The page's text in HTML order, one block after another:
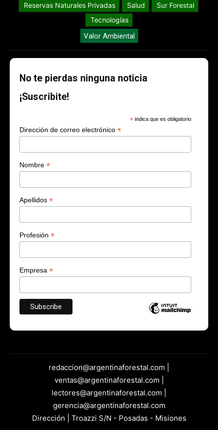
Reservas Naturales Privadas
Salud
Sur Forestal
Tecnologías
Valor Ambiental
No te pierdas ninguna noticia
¡Suscribite!
* indica que es obligatorio
Dirección de correo electrónico *
Nombre *
Apellidos *
Profesión *
Empresa *
redaccion@argentinaforestal.com |
ventas@argentinaforestal.com |
lectores@argentinaforestal.com |
gerencia@argentinaforestal.com
Dirección | Troazzi S/N - Posadas - Misiones